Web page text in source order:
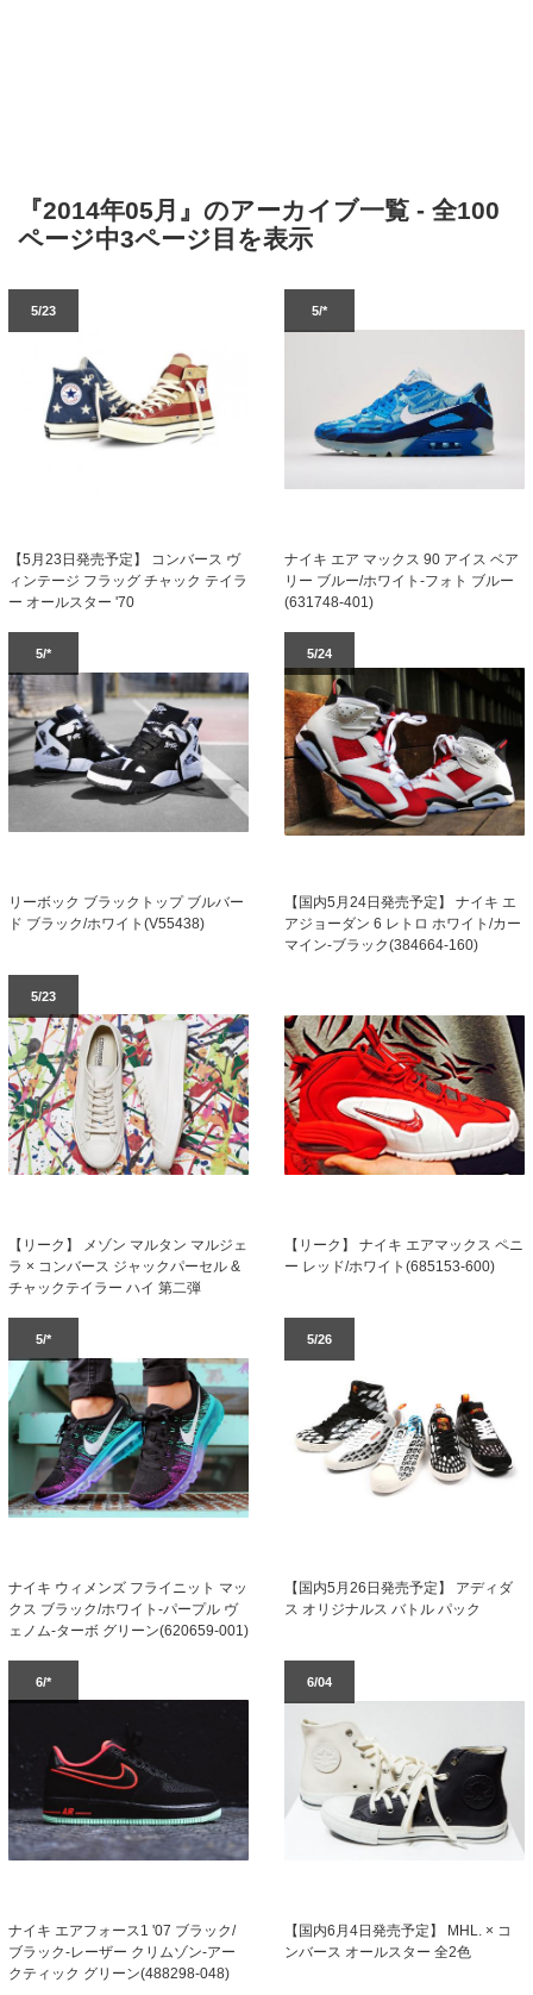
『2014年05月』のアーカイブ一覧 - 全100
ページ中3ページ目を表示
5/23
【5月23日発売予定】 コンバース ヴ
ィンテージ フラッグ チャック テイラ
ー オールスター '70
5/*
ナイキ エア マックス 90 アイス ベア
リー ブルー/ホワイト-フォト ブルー
(631748-401)
5/*
リーボック ブラックトップ ブルバー
ド ブラック/ホワイト(V55438)
5/24
【国内5月24日発売予定】 ナイキ エ
アジョーダン 6 レトロ ホワイト/カー
マイン-ブラック(384664-160)
5/23
【リーク】 メゾン マルタン マルジェ
ラ × コンバース ジャックパーセル &
チャックテイラー ハイ 第二弾
【リーク】 ナイキ エアマックス ペニ
ー レッド/ホワイト(685153-600)
5/*
ナイキ ウィメンズ フライニット マッ
クス ブラック/ホワイト-パープル ヴ
ェノム-ターボ グリーン(620659-001)
5/26
【国内5月26日発売予定】 アディダ
ス オリジナルス バトル パック
6/*
ナイキ エアフォース1 '07 ブラック/
ブラック-レーザー クリムゾン-アー
クティック グリーン(488298-048)
6/04
【国内6月4日発売予定】 MHL. × コ
ンバース オールスター 全2色